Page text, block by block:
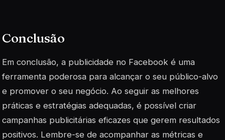
Conclusão
Em conclusão, a publicidade no Facebook é uma
ferramenta poderosa para alcançar o seu público-alvo
e promover o seu negócio. Ao seguir as melhores
práticas e estratégias adequadas, é possível criar
campanhas publicitárias eficazes que gerem resultados
positivos. Lembre-se de acompanhar as métricas e